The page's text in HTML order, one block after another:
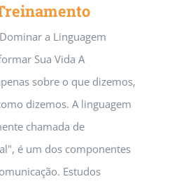
a Linguagem
Sua Vida A
sobre o que dizemos,
dizemos. A linguagem
chamada de
é um dos componentes
Estudos